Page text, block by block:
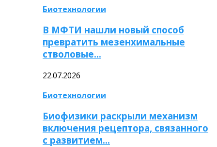
Биотехнологии
В МФТИ нашли новый способ
превратить мезенхимальные
стволовые…
22.07.2026
Биотехнологии
Биофизики раскрыли механизм
включения рецептора, связанного
с развитием…